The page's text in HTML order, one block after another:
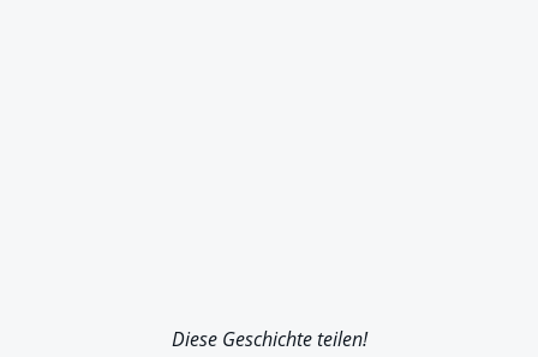
Diese Geschichte teilen!